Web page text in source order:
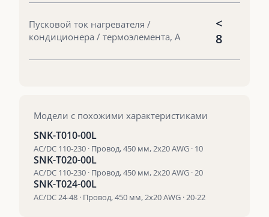
Пусковой ток нагревателя /
кондиционера / термоэлемента, А
<
8
Модели с похожими характеристиками
SNK-T010-00L
AC/DC 110-230 · Провод, 450 мм, 2х20 AWG · 10
SNK-T020-00L
AC/DC 110-230 · Провод, 450 мм, 2х20 AWG · 20
SNK-T024-00L
AC/DC 24-48 · Провод, 450 мм, 2х20 AWG · 20-22